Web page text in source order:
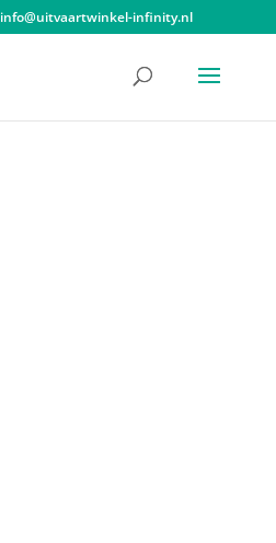
info@uitvaartwinkel-infinity.nl